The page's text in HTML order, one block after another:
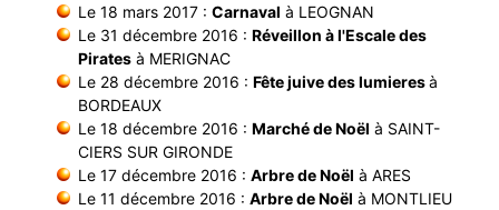
Le 18 mars 2017 : Carnaval à LEOGNAN
Le 31 décembre 2016 : Réveillon à l'Escale des
Pirates à MERIGNAC
Le 28 décembre 2016 : Fête juive des lumieresà
BORDEAUX
Le 18 décembre 2016 : Marché de Noël à SAINT-
CIERS SUR GIRONDE
Le 17 décembre 2016 : Arbre de Noël à ARES
Le 11 décembre 2016 : Arbre de Noël à MONTLIEU